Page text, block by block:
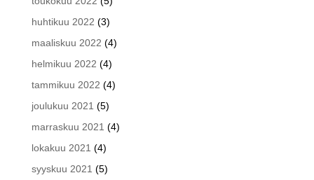
huhtikuu 2022 (3)
maaliskuu 2022 (4)
helmikuu 2022 (4)
tammikuu 2022 (4)
joulukuu 2021 (5)
marraskuu 2021 (4)
lokakuu 2021 (4)
syyskuu 2021 (5)